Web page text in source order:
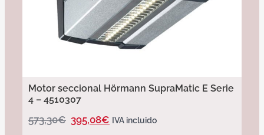
Motor seccional Hörmann SupraMatic E Serie
4 – 4510307
573,30€ 395,08€ IVA incluido